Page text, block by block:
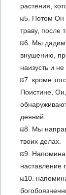
растения,
5. Потом Он
траву, после
6. Мы дадим
внушению,
наизусть и
7. кроме
Поистине,
деяний.
8. Мы
твоих делах.
9.
наставление
10.